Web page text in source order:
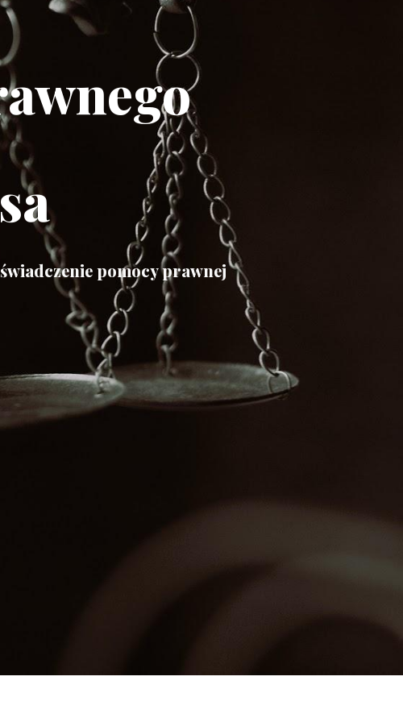
pomocy prawnej